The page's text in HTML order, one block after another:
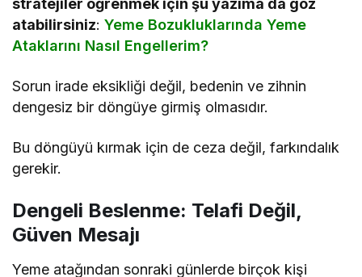
stratejiler öğrenmek için şu yazıma da göz
atabilirsiniz:Yeme Bozukluklarında Yeme
Ataklarını Nasıl Engellerim?
Sorun irade eksikliği değil, bedenin ve zihnin
dengesiz bir döngüye girmiş olmasıdır.
Bu döngüyü kırmak için de ceza değil, farkındalık
gerekir.
Dengeli Beslenme: Telafi Değil,
Güven Mesajı
Yeme atağından sonraki günlerde birçok kişi